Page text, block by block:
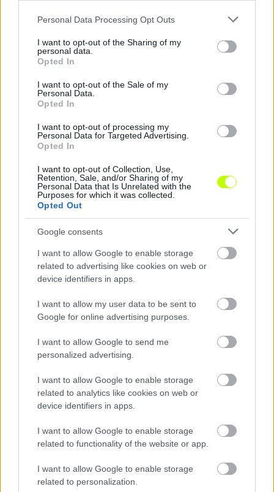
Please note that this website/app uses one or more Google
not limited to your visit or usage behaviour. You may click to
grant or deny consent to Google and its third-party tags to
use your data for below specified purposes in below Google
consent section.
Personal Data Processing Opt Outs
I want to opt-out of the Sharing of my
personal data.
Opted In
I want to opt-out of the Sale of my
Personal Data.
Opted In
I want to opt-out of processing my
Personal Data for Targeted Advertising.
Opted In
I want to opt-out of Collection, Use,
Retention, Sale, and/or Sharing of my
Personal Data that Is Unrelated with the
Purposes for which it was collected.
Opted Out
Google consents
I want to allow Google to enable storage
related to advertising like cookies on web or
device identifiers in apps.
I want to allow my user data to be sent to
Google for online advertising purposes.
I want to allow Google to send me
personalized advertising.
I want to allow Google to enable storage
related to analytics like cookies on web or
device identifiers in apps.
I want to allow Google to enable storage
related to functionality of the website or app.
I want to allow Google to enable storage
related to personalization.
Time
Megosztás:
KAPCSOLÓDÓ HÍREK
Hírek
A magyar válogatott sem venne részt a
Az UEFA-tagországok közösen utasítanák el a FIFA tervezett
változtatását.
Hírek